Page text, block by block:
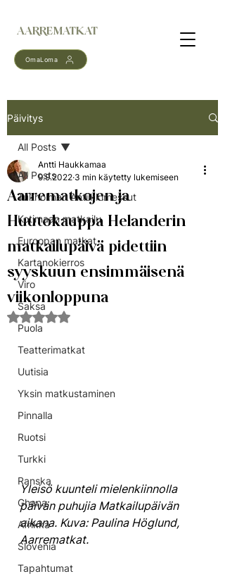
OmaLoma
AARREMATKAT
Päivitys
All Posts
Tukholman Antiikkimessut
Kotimaan matkailu
Euroopan matkat
Kartanokierros
Viro
Saksa
Puola
Teatterimatkat
Uutisia
Yksin matkustaminen
Pinnalla
Ruotsi
Turkki
Ranska
Ghana
Afrikka
Slovenia
Tapahtumat
All Posts
Aarrematkojen ja
Huutokauppa Helanderin
matkailupäivä pidettiin
syyskuun ensimmäisenä
viikonloppuna
Antti Haukkamaa
9.9.2022 3 min käytetty lukemiseen
Arvostelun tähtimäärä: epäluku/5
Yleisö kuunteli mielenkiinnolla
päivän puhujia Matkailupäivän
aikana. Kuva: Paulina Höglund,
Aarrematkat.